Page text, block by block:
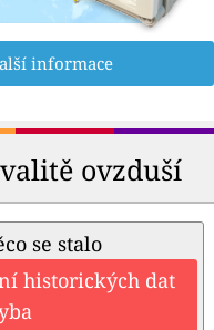
informace
ovzduší
se stalo
historických dat